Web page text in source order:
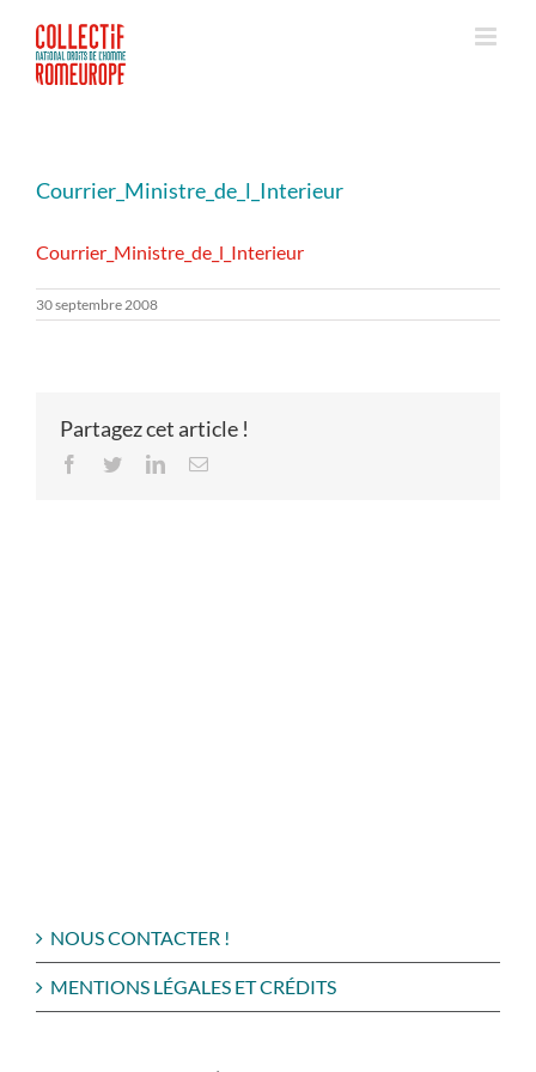
contenu
Courrier_Ministre_de_l_Interieur
Courrier_Ministre_de_l_Interieur
30 septembre 2008
Partagez cet article !
Facebook
TwitterLinkedInEmail
NOUS CONTACTER !
MENTIONS LÉGALES ET CRÉDITS